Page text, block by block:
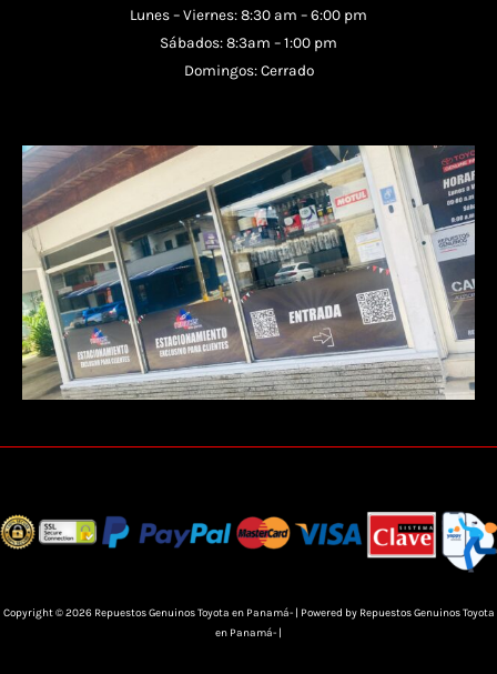
Lunes – Viernes: 8:30 am – 6:00 pm
Sábados: 8:3am – 1:00 pm
Domingos: Cerrado
Copyright © 2026 Repuestos Genuinos Toyota en Panamá- | Powered by Repuestos Genuinos Toyota
en Panamá- |